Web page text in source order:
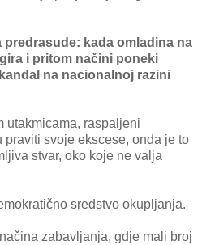
predrasude: kada omladina na
i pritom načini poneki
na nacionalnoj razini
utakmicama, raspaljeni
praviti svoje ekscese, onda je to
stvar, oko koje ne valja
sredstvo okupljanja.
zabavljanja, gdje mali broj